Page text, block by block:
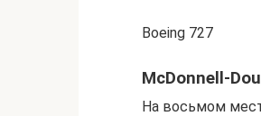
Boeing 727
McDonnell-
На восьмом